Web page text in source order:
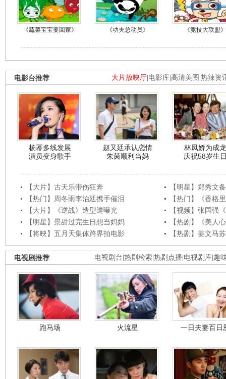
《蔬菜宝宝要回家》 《功夫总动员》 《竞技大联盟》
大片放映厅 电影库 高清美图 热辣资
电影台推荐
杨幂多线发展
演员变身歌手
赵又廷承认恋情
朱茵顺利当妈
林凤娇为成龙
庆祝58岁生
【大片】古天乐带伤狂奔
【明星】郑秀文
【热门】周冬雨李治廷携手催泪
【热门】《香格
【大片】《逆战》造型遭曝光
【视频】张国强
【明星】景甜过完生日想当妈妈
【热剧】《美人
【将映】五月天集体跨界拍电影
【热剧】姜文马
电视剧台 热剧检索 热剧点播 电视剧库 趣
电视剧推荐
跑马场 火流星 一日夫妻百日